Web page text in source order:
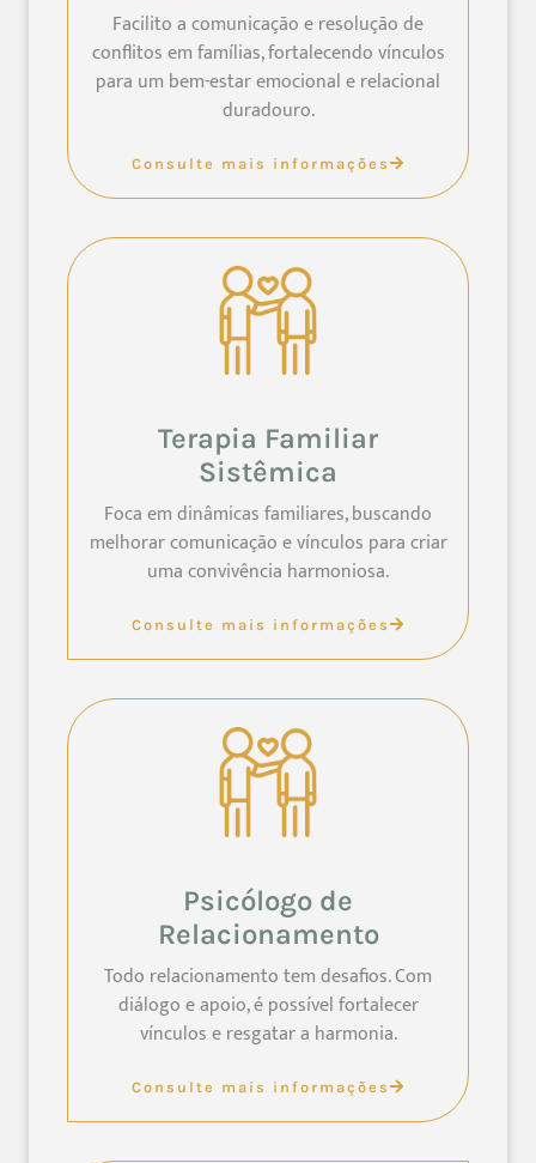
Facilito a comunicação e resolução de
conflitos em famílias, fortalecendo vínculos
para um bem-estar emocional e relacional
duradouro.
Consulte mais informações
Terapia Familiar
Sistêmica
Foca em dinâmicas familiares, buscando
melhorar comunicação e vínculos para criar
uma convivência harmoniosa.
Consulte mais informações
Psicólogo de
Relacionamento
Todo relacionamento tem desafios. Com
diálogo e apoio, é possível fortalecer
vínculos e resgatar a harmonia.
Consulte mais informações